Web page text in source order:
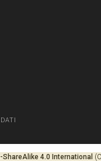
4.0 International